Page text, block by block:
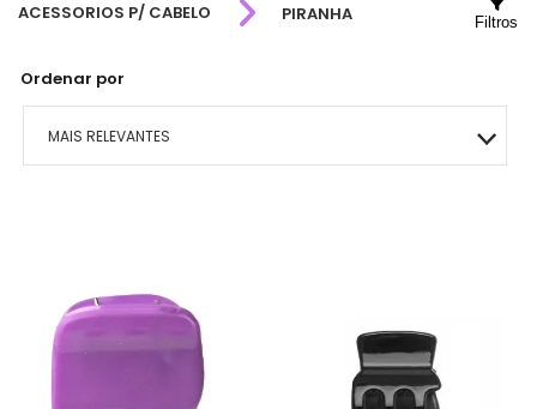
ACESSORIOS P/ CABELO PIRANHA
Ordenar por
MAIS RELEVANTES
MAIOR PREÇO
Filtros